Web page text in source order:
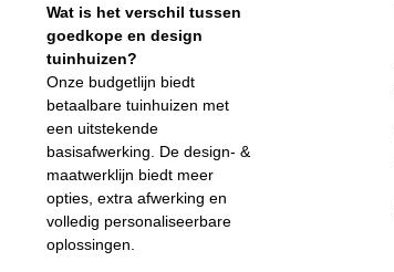
Wat is het verschil tussen
goedkope en design
tuinhuizen?
Onze budgetlijn biedt
betaalbare tuinhuizen met
een uitstekende
basisafwerking. De design- &
maatwerklijn biedt meer
opties, extra afwerking en
volledig personaliseerbare
oplossingen.